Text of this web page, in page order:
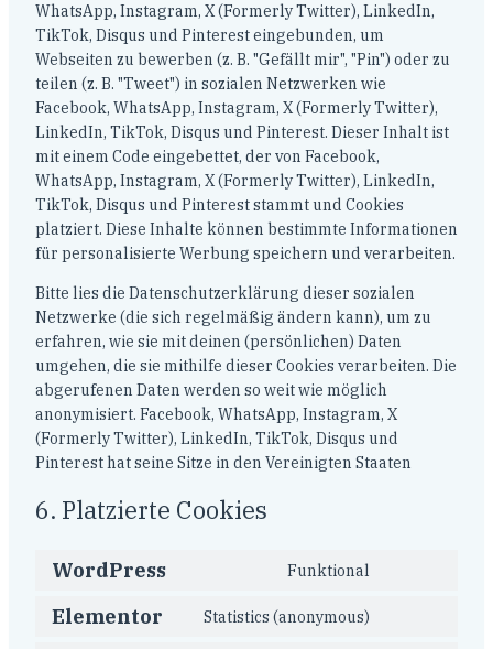
WhatsApp, Instagram, X (Formerly Twitter), LinkedIn,
TikTok, Disqus und Pinterest eingebunden, um
Webseiten zu bewerben (z. B. "Gefällt mir", "Pin") oder zu
teilen (z. B. "Tweet") in sozialen Netzwerken wie
Facebook, WhatsApp, Instagram, X (Formerly Twitter),
LinkedIn, TikTok, Disqus und Pinterest. Dieser Inhalt ist
mit einem Code eingebettet, der von Facebook,
WhatsApp, Instagram, X (Formerly Twitter), LinkedIn,
TikTok, Disqus und Pinterest stammt und Cookies
platziert. Diese Inhalte können bestimmte Informationen
für personalisierte Werbung speichern und verarbeiten.
Bitte lies die Datenschutzerklärung dieser sozialen
Netzwerke (die sich regelmäßig ändern kann), um zu
erfahren, wie sie mit deinen (persönlichen) Daten
umgehen, die sie mithilfe dieser Cookies verarbeiten. Die
abgerufenen Daten werden so weit wie möglich
anonymisiert. Facebook, WhatsApp, Instagram, X
(Formerly Twitter), LinkedIn, TikTok, Disqus und
Pinterest hat seine Sitze in den Vereinigten Staaten
6. Platzierte Cookies
WordPress Funktional
Elementor Statistics (anonymous)